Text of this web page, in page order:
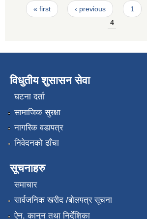
Pages
« first ‹ previous 1
4
विधुतीय शुसासन सेवा
घटना दर्ता
सामाजिक सुरक्षा
नागरिक वडापत्र
निवेदनको ढाँचा
सूचनाहरु
समाचार
सार्वजनिक खरीद /बोलपत्र सूचना
ऐन, कानुन तथा निर्देशिका